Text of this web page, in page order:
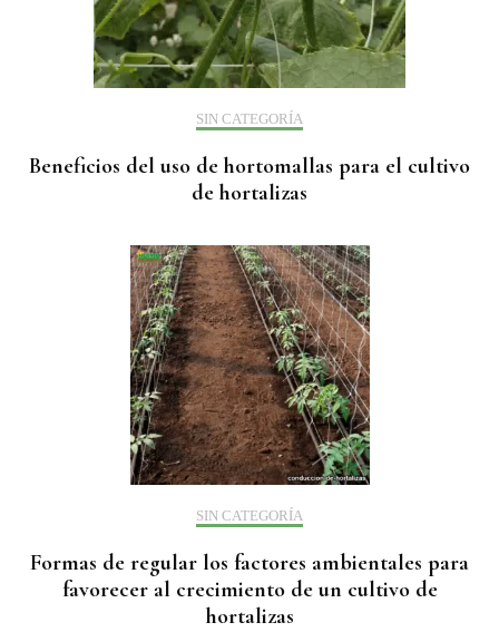
SIN CATEGORÍA
Beneficios del uso de hortomallas para el cultivo
de hortalizas
SIN CATEGORÍA
Formas de regular los factores ambientales para
favorecer al crecimiento de un cultivo de
hortalizas